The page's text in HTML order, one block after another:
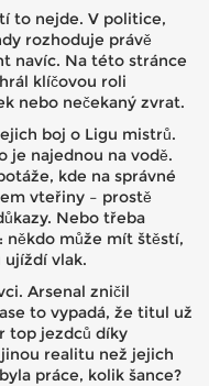
to nejde. V politice,
rozhoduje právě
navíc. Na této stránce
klíčovou roli
nebo nečekaný zvrat.
boj o Ligu mistrů.
je najednou na vodě.
kde na správné
vteřiny – prostě
Nebo třeba
někdo může mít štěstí,
ujíždí vlak.
Arsenal zničil
to vypadá, že titul už
top jezdců díky
realitu než jejich
práce, kolik šance?